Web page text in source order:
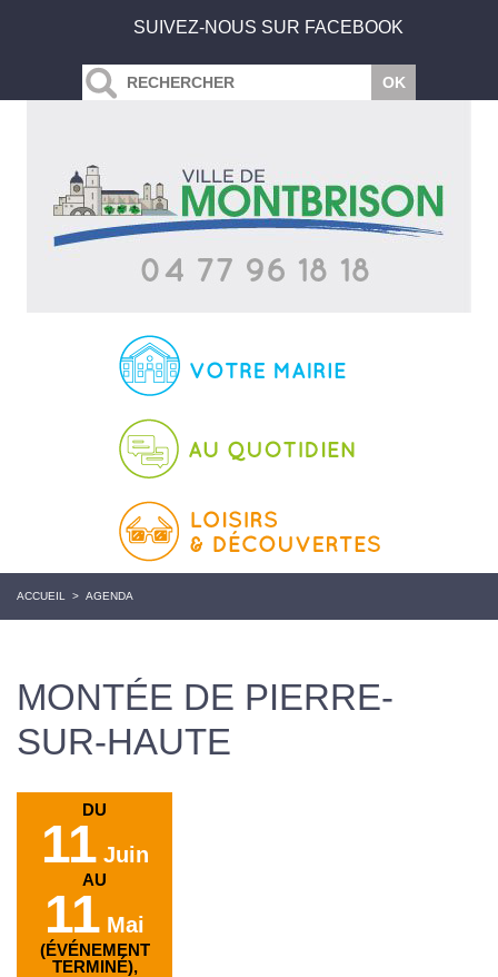
SUIVEZ-NOUS SUR FACEBOOK
ACCUEIL > AGENDA
MONTÉE DE PIERRE-
SUR-HAUTE
DU
11 Juin
AU
11 Mai
(ÉVÉNEMENT
TERMINÉ),